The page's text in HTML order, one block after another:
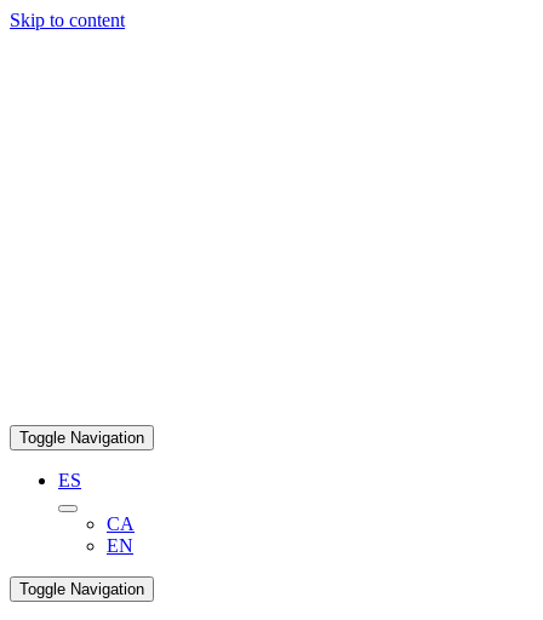
Skip to content
Toggle Navigation
ES
CA
EN
Toggle Navigation